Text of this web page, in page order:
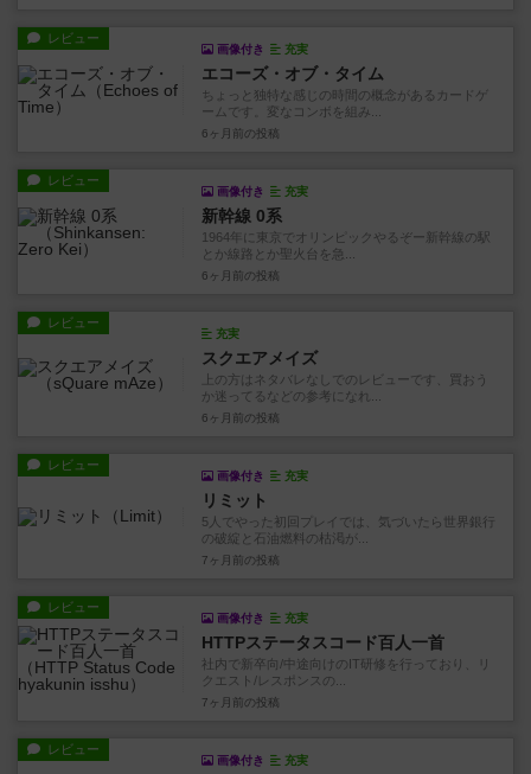
レビュー
画像付き 充実
エコーズ・オブ・タイム
ちょっと独特な感じの時間の概念があるカードゲ
ームです。変なコンボを組み...
6ヶ月前 の投稿
レビュー
画像付き 充実
新幹線 0系
1964年に東京でオリンピックやるぞー新幹線の駅
とか線路とか聖火台を急...
6ヶ月前 の投稿
レビュー
充実
スクエアメイズ
上の方はネタバレなしでのレビューです、買おう
か迷ってるなどの参考になれ...
6ヶ月前 の投稿
レビュー
画像付き 充実
リミット
5人でやった初回プレイでは、気づいたら世界銀行
の破綻と石油燃料の枯渇が...
7ヶ月前 の投稿
レビュー
画像付き 充実
HTTPステータスコード百人一首
社内で新卒向/中途向けのIT研修を行っており、リ
クエスト/レスポンスの...
7ヶ月前 の投稿
レビュー
画像付き 充実